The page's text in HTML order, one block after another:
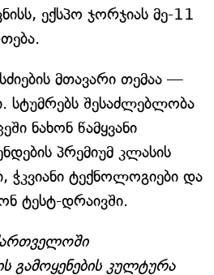
ექსპო ჯორჯიას მე-11
მთავარი თემაა —
სტუმრებს შესაძლებლობა
ნახონ წამყვანი
პრემიუმ კლასის
ტექნოლოგიები და
ტესტ-დრაივში.
გამოყენების კულტურა